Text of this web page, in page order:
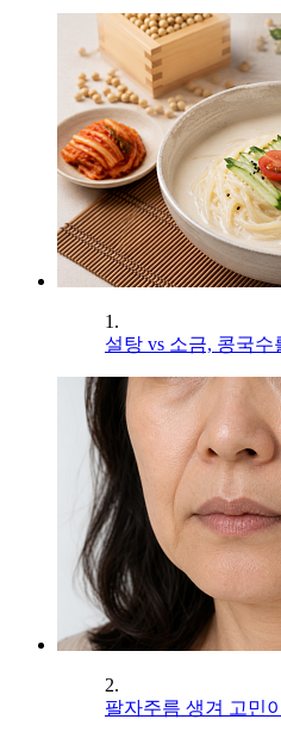
1.
설탕 vs 소금, 콩국
2.
팔자주름 생겨 고민